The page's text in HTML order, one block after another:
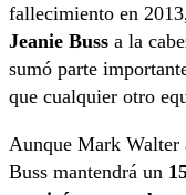
fallecimiento en
Jeanie Buss a la
sumó parte
que cualquier otro
Aunque Mark Walter
Buss mantendrá un